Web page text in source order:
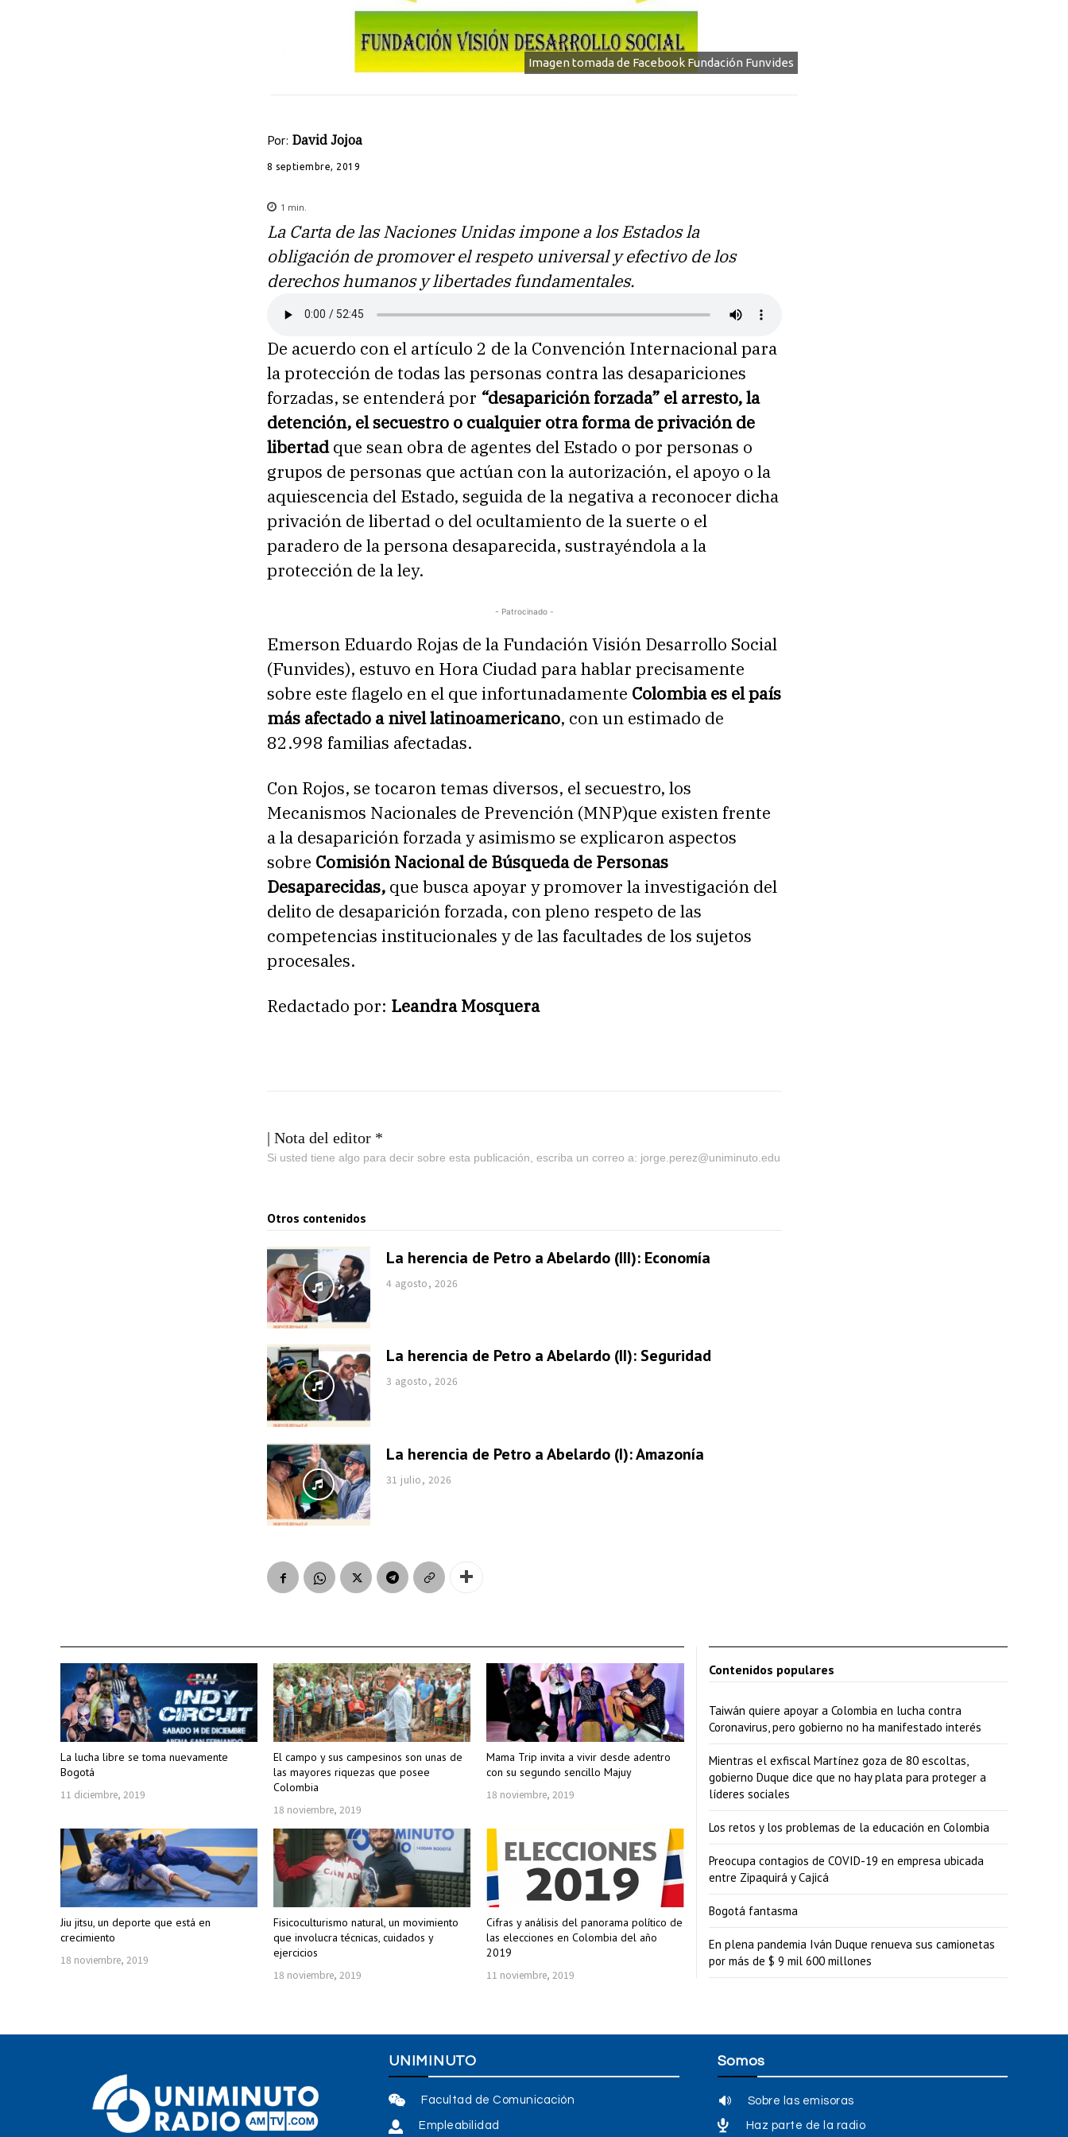
Imagen tomada de Facebook Fundación Funvides
Por: David Jojoa
8 septiembre, 2019
1 min.
La Carta de las Naciones Unidas impone a los Estados la
obligación de promover el respeto universal y efectivo de los
derechos humanos y libertades fundamentales.
De acuerdo con el artículo 2 de la Convención Internacional para
la protección de todas las personas contra las desapariciones
forzadas, se entenderá por “desaparición forzada” el arresto, la
detención, el secuestro o cualquier otra forma de privación de
libertadque sean obra de agentes del Estado o por personas o
grupos de personas que actúan con la autorización, el apoyo o la
aquiescencia del Estado, seguida de la negativa a reconocer dicha
privación de libertad o del ocultamiento de la suerte o el
paradero de la persona desaparecida, sustrayéndola a la
protección de la ley.
- Patrocinado -
Emerson Eduardo Rojas de la Fundación Visión Desarrollo Social
(Funvides), estuvo en Hora Ciudad para hablar precisamente
sobre este flagelo en el que infortunadamente Colombia es el país
más afectado a nivel latinoamericano, con un estimado de
82.998 familias afectadas.
Con Rojos, se tocaron temas diversos, el secuestro, los
Mecanismos Nacionales de Prevención (MNP)que existen frente
a la desaparición forzada y asimismo se explicaron aspectos
sobre Comisión Nacional de Búsqueda de Personas
Desaparecidas, que busca apoyar y promover la investigación del
delito de desaparición forzada, con pleno respeto de las
competencias institucionales y de las facultades de los sujetos
procesales.
Redactado por: Leandra Mosquera
| Nota del editor *
Si usted tiene algo para decir sobre esta publicación, escriba un correo a: jorge.perez@uniminuto.edu
Otros contenidos
La herencia de Petro a Abelardo (III): Economía
4 agosto, 2026
La herencia de Petro a Abelardo (II): Seguridad
3 agosto, 2026
La herencia de Petro a Abelardo (I): Amazonía
31 julio, 2026
La lucha libre se toma nuevamente
Bogotá
11 diciembre, 2019
El campo y sus campesinos son unas de
las mayores riquezas que posee
Colombia
18 noviembre, 2019
Mama Trip invita a vivir desde adentro
con su segundo sencillo Majuy
18 noviembre, 2019
Jiu jitsu, un deporte que está en
crecimiento
18 noviembre, 2019
Fisicoculturismo natural, un movimiento
que involucra técnicas, cuidados y
ejercicios
18 noviembre, 2019
Cifras y análisis del panorama político de
las elecciones en Colombia del año
2019
11 noviembre, 2019
Contenidos populares
Taiwán quiere apoyar a Colombia en lucha contra
Coronavirus, pero gobierno no ha manifestado interés
Mientras el exfiscal Martínez goza de 80 escoltas,
gobierno Duque dice que no hay plata para proteger a
líderes sociales
Los retos y los problemas de la educación en Colombia
Preocupa contagios de COVID-19 en empresa ubicada
entre Zipaquirá y Cajicá
Bogotá fantasma
En plena pandemia Iván Duque renueva sus camionetas
por más de $ 9 mil 600 millones
UNIMINUTO
Facultad de Comunicación
Empleabilidad
Somos
Sobre las emisoras
Haz parte de la radio